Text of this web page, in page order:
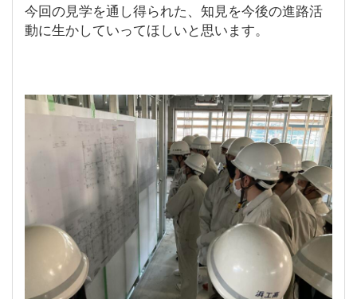
今回の見学を通し得られた、知見を今後の進路活
動に生かしていってほしいと思います。